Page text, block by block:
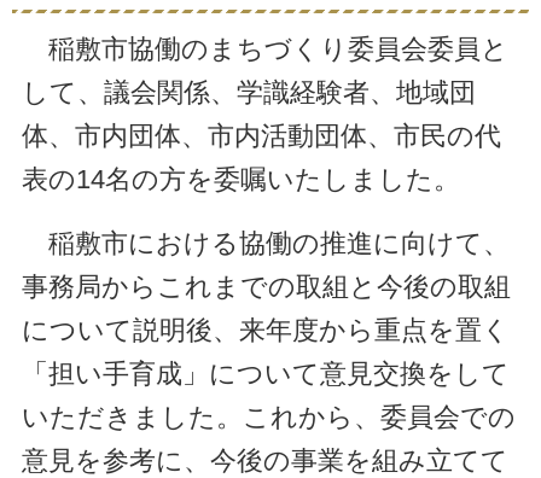
稲敷市協働のまちづくり委員会委員と
して、議会関係、学識経験者、地域団
体、市内団体、市内活動団体、市民の代
表の14名の方を委嘱いたしました。
稲敷市における協働の推進に向けて、
事務局からこれまでの取組と今後の取組
について説明後、来年度から重点を置く
「担い手育成」について意見交換をして
いただきました。これから、委員会での
意見を参考に、今後の事業を組み立てて